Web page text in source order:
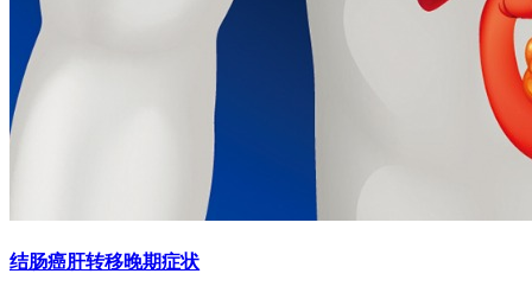
结肠癌肝转移晚期症状